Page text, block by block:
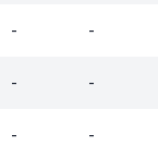
- -
- -
- -